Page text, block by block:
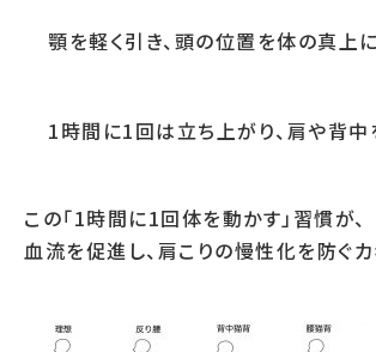
顎を軽く引き、頭の位置を体の真上
1時間に1回は立ち上がり、肩や背中
この「1時間に1回体を動かす」習慣が、
血流を促進し、肩こりの慢性化を防ぐカ